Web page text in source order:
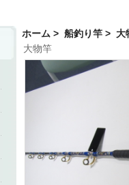
ホーム > 船釣り竿 > 大
大物竿